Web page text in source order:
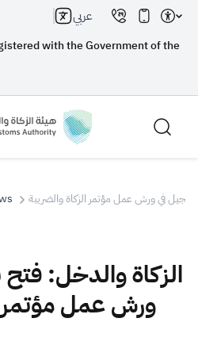
with the Government of the
عربي
في ورش عمل مؤتمر الزكاة والضريبة
الزكاة والدخل:
ورش عمل مؤتمر